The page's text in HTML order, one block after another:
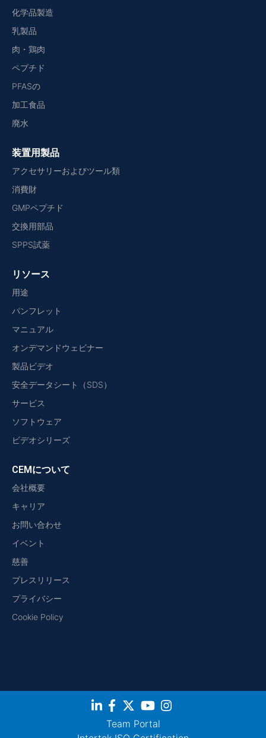
化学品製造
乳製品
肉・鶏肉
ペプチド
PFASの
加工食品
廃水
装置用製品
アクセサリーおよびツール類
消費財
GMPペプチド
交換用部品
SPPS試薬
リソース
用途
パンフレット
マニュアル
オンデマンドウェビナー
製品ビデオ
安全データシート（SDS）
サービス
ソフトウェア
ビデオシリーズ
CEMについて
会社概要
キャリア
お問い合わせ
イベント
慈善
プレスリリース
プライバシー
Cookie Policy
Team Portal